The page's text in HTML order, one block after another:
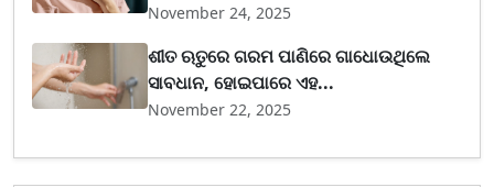
November 24, 2025
ଶୀତ ଋତୁରେ ଗରମ ପାଣିରେ ଗାଧୋଉଥିଲେ
ସାବଧାନ, ହୋଇପାରେ ଏହ...
November 22, 2025